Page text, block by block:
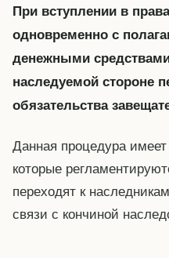
При вступлении в
одновременно с
денежными
наследуемой стороне
обязательства
Данная процедура
которые
переходят к
связи с кончиной